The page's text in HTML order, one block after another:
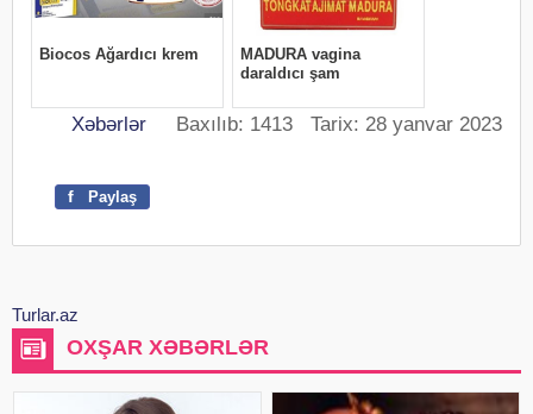
Xəbərlər Baxılıb: 1413 Tarix: 28 yanvar 2023
f Paylaş
Turlar.az
OXŞAR XƏBƏRLƏR